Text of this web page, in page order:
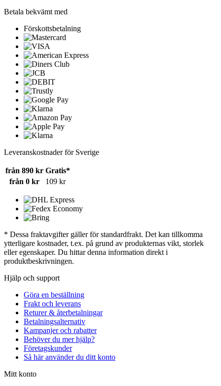
Betala bekvämt med
Förskottsbetalning
Leveranskostnader för Sverige
från 890 kr Gratis*
från 0 kr
109 kr
* Dessa fraktavgifter gäller för standardfrakt. Det kan tillkomma
ytterligare kostnader, t.ex. på grund av produkternas vikt, storlek
eller egenskaper. Du hittar denna information direkt i
produktbeskrivningen.
Hjälp och support
Göra en beställning
Frakt och leverans
Returer & återbetalningar
Betalningsalternativ
Kampanjer och rabatter
Behöver du mer hjälp?
Företagskunder
Så här använder du ditt konto
Mitt konto